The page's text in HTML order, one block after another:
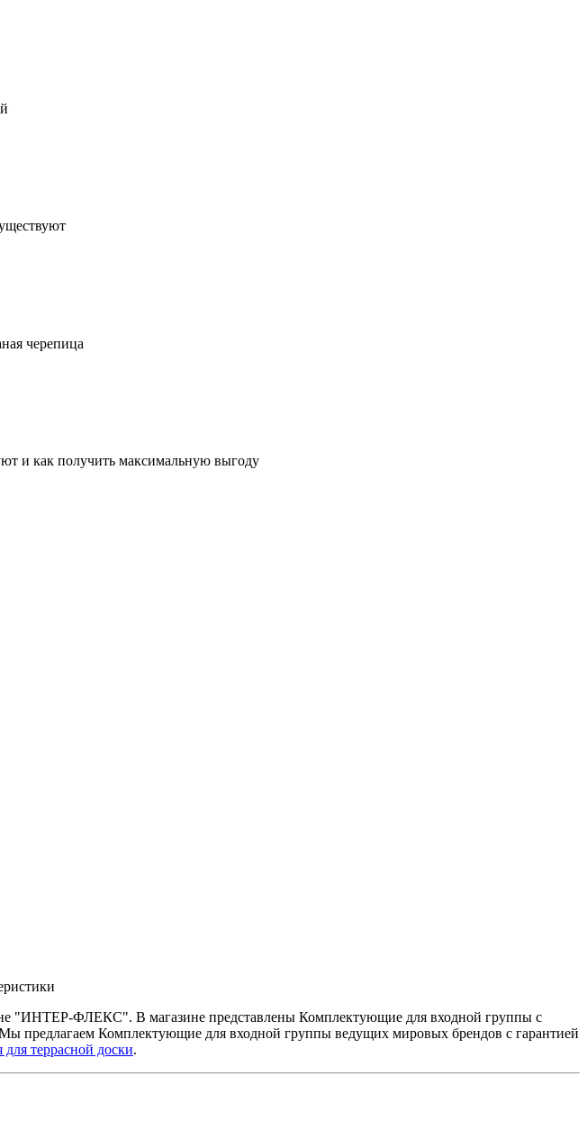
черепица
и как получить максимальную выгоду
"ИНТЕР-ФЛЕКС". В магазине представлены Комплектующие для входной группы с
предлагаем Комплектующие для входной группы ведущих мировых брендов с гарантией
террасной доски.